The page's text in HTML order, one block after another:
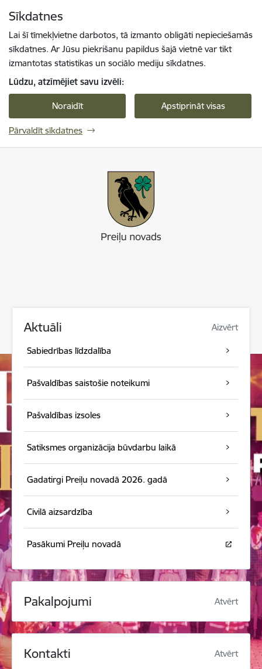
Sīkdatnes
Lai šī tīmekļvietne darbotos, tā izmanto obligāti nepieciešamās
sīkdatnes. Ar Jūsu piekrišanu papildus šajā vietnē var tikt
izmantotas statistikas un sociālo mediju sīkdatnes.
Lūdzu, atzīmējiet savu izvēli:
Noraidīt Apstiprināt visas
Pārvaldīt sīkdatnes
Aktuāli Aizvērt
Sabiedrības līdzdalība
Pašvaldības saistošie noteikumi
Pašvaldības izsoles
Satiksmes organizācija būvdarbu laikā
Gadatirgi Preiļu novadā 2026. gadā
Civilā aizsardzība
Pasākumi Preiļu novadā
Pakalpojumi Atvērt
Kontakti Atvērt